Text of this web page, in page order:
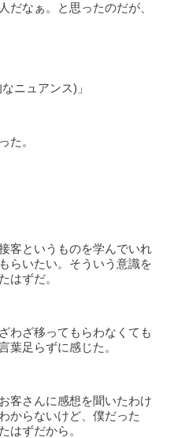
だなぁ。と思ったのだが、
ニュアンス)」
た。
客というものを学んでいれ
らいたい。そういう意識を
はずだ。
わざ移ってもらわなくても
葉足らずに感じた。
客さんに感想を聞いたわけ
からないけど、僕だった
はずだから。